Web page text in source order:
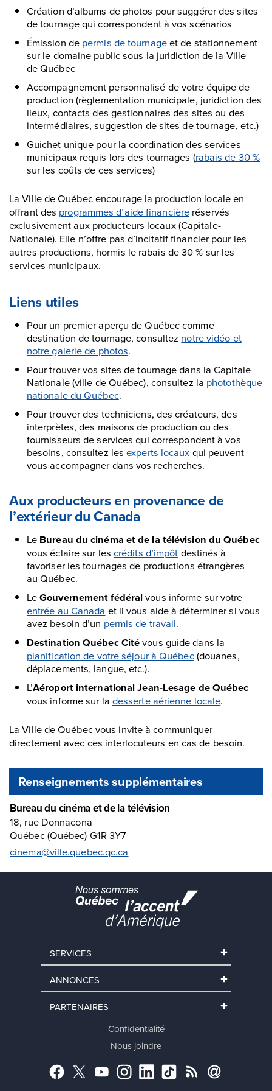
Création d’albums de photos pour suggérer des sites
de tournage qui correspondent à vos scénarios
Émission de permis de tournageet de stationnement
sur le domaine public sous la juridiction de la Ville
de Québec
Accompagnement personnalisé de votre équipe de
production (règlementation municipale, juridiction des
lieux, contacts des gestionnaires des sites ou des
intermédiaires, suggestion de sites de tournage, etc.)
Guichet unique pour la coordination des services
municipaux requis lors des tournages (rabais de 30 %
sur les coûts de ces services)
La Ville de Québec encourage la production locale en
offrant des programmes d’aide financière réservés
exclusivement aux producteurs locaux (Capitale-
Nationale). Elle n’offre pas d’incitatif financier pour les
autres productions, hormis le rabais de 30 % sur les
services municipaux.
Liens utiles
Pour un premier aperçu de Québec comme
destination de tournage, consultez notre vidéo et
notre galerie de photos.
Pour trouver vos sites de tournage dans la Capitale-
Nationale (ville de Québec), consultez la photothèque
nationale du Québec.
Pour trouver des techniciens, des créateurs, des
interprètes, des maisons de production ou des
fournisseurs de services qui correspondent à vos
besoins, consultez lesexperts locaux qui peuvent
vous accompagner dans vos recherches.
Aux producteurs en provenance de
l’extérieur du Canada
Le Bureau du cinéma et de la télévision du Québec
vous éclaire sur les crédits d’impôt destinés à
favoriser les tournages de productions étrangères
au Québec.
LeGouvernement fédéralvous informe sur votre
entrée au Canada et il vous aide à déterminer si vous
avez besoin d’un permis de travail.
Destination Québec Citévous guide dans la
planification de votre séjour à Québec(douanes,
déplacements, langue, etc.).
L’Aéroport international Jean-Lesage de Québec
vous informe sur la desserte aérienne locale.
La Ville de Québec vous invite à communiquer
directement avec ces interlocuteurs en cas de besoin.
Renseignements supplémentaires
Bureau du cinéma et de la télévision
18, rue Donnacona
Québec (Québec) G1R 3Y7
cinema@ville.quebec.qc.ca
SERVICES
ANNONCES
PARTENAIRES
Confidentialité
Nous joindre
Facebook
TwitterYouTubeInstagram
LinkedInTikTokRSS Abonnement